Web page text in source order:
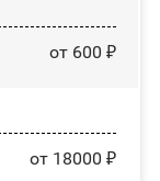
от 600 ₽
от 18000 ₽